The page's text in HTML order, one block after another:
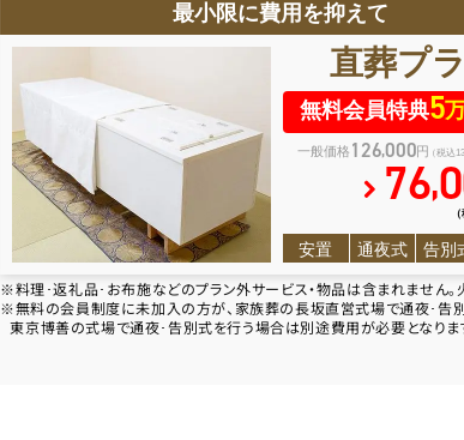
最小限に費用を抑えて
直葬プ
無料会員特典5
一般価格 126,000円 （税込
76,
安置 通夜式 告別
※料理･返礼品･お布施などのプラン外サービス・物品は含まれません。
※無料の会員制度に未加入の方が、家族葬の長坂直営式場で通夜･告
東京博善の式場で通夜･告別式を行う場合は別途費用が必要となりま